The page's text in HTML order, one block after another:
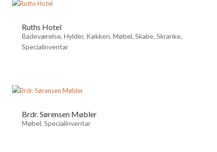
Ruths Hotel
Badeværelse, Hylder, Køkken, Møbel, Skabe, Skranke,
Specialinventar
Brdr. Sørensen Møbler
Møbel, Specialinventar